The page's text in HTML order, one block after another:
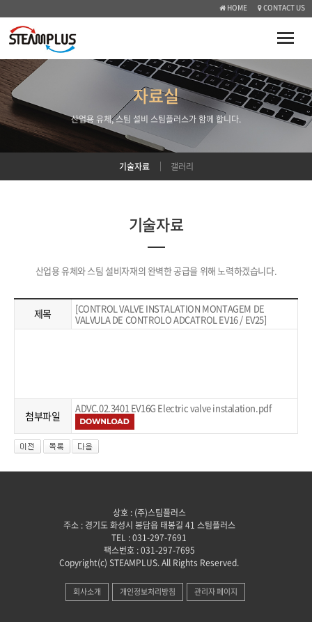
HOME CONTACT US
Toggle
자료실
산업용 유체, 스팀 설비 스팀플러스가 함께 합니다.
기술자료 갤러리
기술자료
산업용 유체와 스팀 설비자재의 완벽한 공급을 위해 노력하겠습니다.
제목
[CONTROL VALVE INSTALATION MONTAGEM DE
VALVULA DE CONTROLO ADCATROL EV16 / EV25]
첨부파일
ADVC.02.3401 EV16G Electric valve instalation.pdf
상호 : (주)스팀플러스
주소 : 경기도 화성시 봉담읍 태봉길 41 스팀플러스
TEL : 031-297-7691
팩스번호 : 031-297-7695
Copyright(c) STEAMPLUS. All Rights Reserved.
회사소개 개인정보처리방침 관리자 페이지